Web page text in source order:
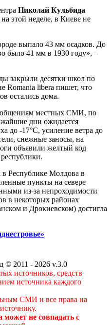
Николай Кульбида
этой неделе, в Киеве не
выпало 43 мм осадков. До
было 41 мм в 1930 году», –
закрыли десятки школ по
Romania libera пишет, что
остались дома.
местных СМИ, по
дни ожидается
до -17°C, усиление ветра до
снежные заносы, на
объявили желтый код
Республике Молдова в
пункты на севере
из-за непроходимости
в некоторых районах
и Дрокиевском) достигла
© 2011 - 2026 v.3.0
источников, средств
источника каждого
СМИ и все права на
не совпадать с